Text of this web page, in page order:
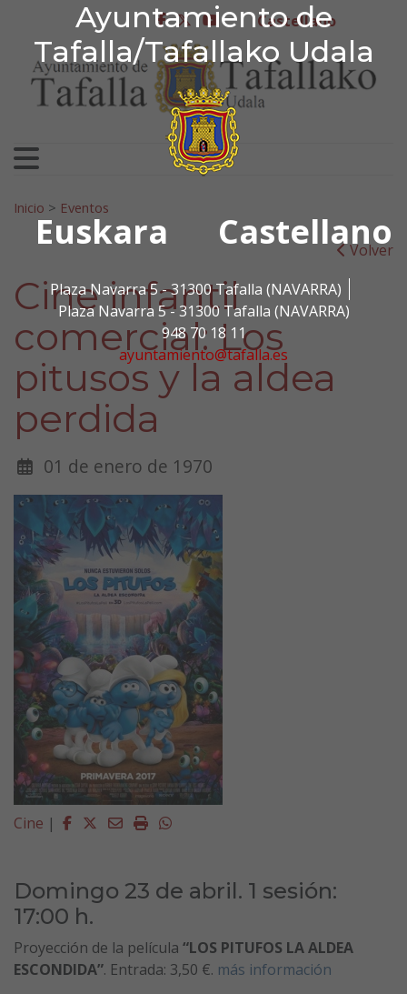
Ayuntamiento de
Tafalla/Tafallako Udala
Euskara Castellano
Plaza Navarra 5 - 31300 Tafalla (NAVARRA)
Plaza Navarra 5 - 31300 Tafalla (NAVARRA)
948 70 18 11
ayuntamiento@tafalla.es
Ir al contenido
Ayuntamiento de
facebook
twitter
youtubeCastellano
Search for:
Inicio > Eventos
Volver
Cine infantil
comercial: Los
pitusos y la aldea
perdida
01 de enero de 1970
Cine | Facebook
Twitter
EmailImprimirWhatsapp
Domingo 23 de abril. 1 sesión:
17:00 h.
Proyección de la película “LOS PITUFOS LA ALDEA
ESCONDIDA”. Entrada: 3,50 €. más información